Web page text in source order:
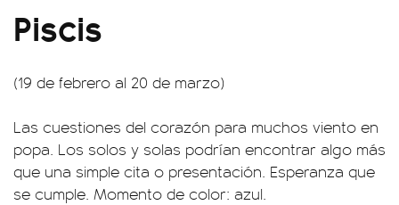
Piscis
(19 de febrero al 20 de marzo)
Las cuestiones del corazón para muchos viento en
popa. Los solos y solas podrían encontrar algo más
que una simple cita o presentación. Esperanza que
se cumple. Momento de color: azul.